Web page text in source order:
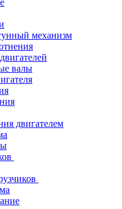
механизм
валы
двигателем